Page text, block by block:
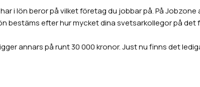
i lön beror på vilket företag du jobbar på. På
bestäms efter hur mycket dina svetsarkollegor på
annars på runt 30 000 kronor. Just nu finns det